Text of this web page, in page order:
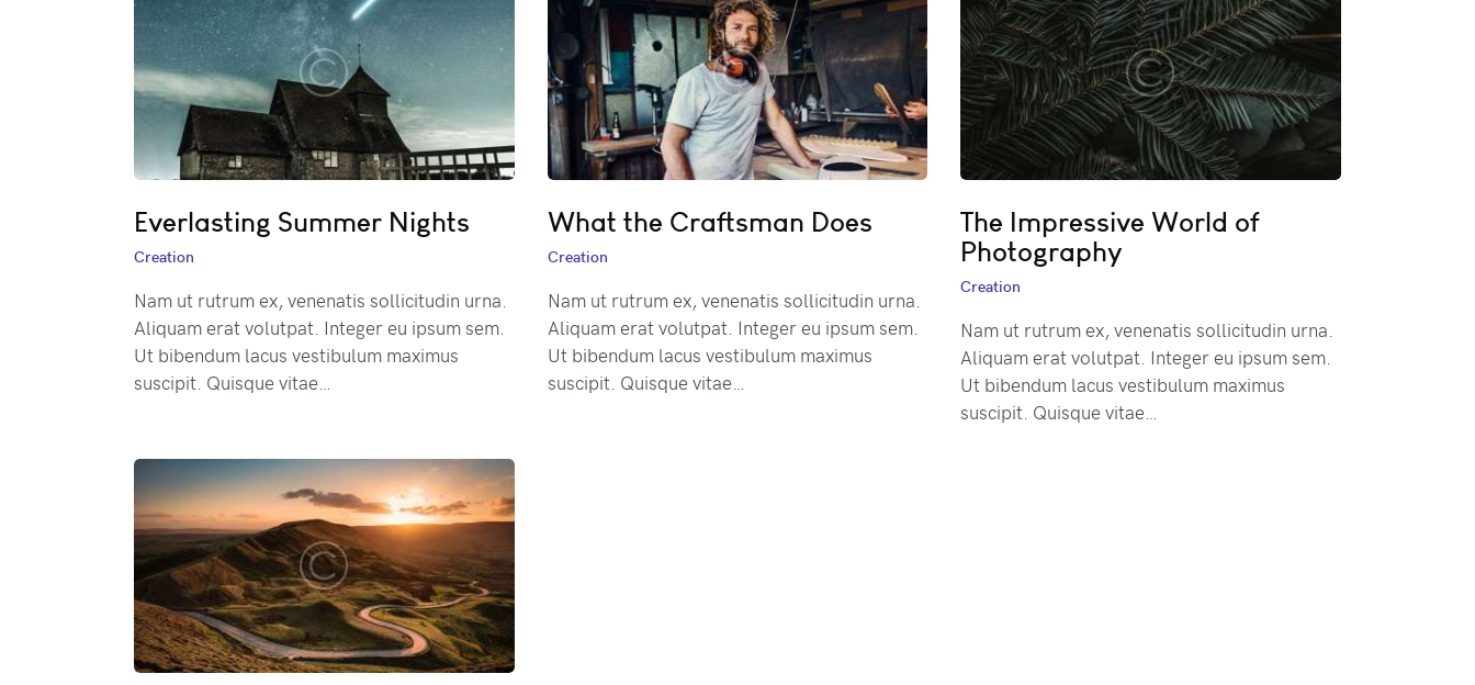
Everlasting Summer Nights
Creation
Nam ut rutrum ex, venenatis sollicitudin urna.
Aliquam erat volutpat. Integer eu ipsum sem.
Ut bibendum lacus vestibulum maximus
suscipit. Quisque vitae…
What the Craftsman Does
Creation
Nam ut rutrum ex, venenatis sollicitudin urna.
Aliquam erat volutpat. Integer eu ipsum sem.
Ut bibendum lacus vestibulum maximus
suscipit. Quisque vitae…
The Impressive World of
Photography
Creation
Nam ut rutrum ex, venenatis sollicitudin urna.
Aliquam erat volutpat. Integer eu ipsum sem.
Ut bibendum lacus vestibulum maximus
suscipit. Quisque vitae…